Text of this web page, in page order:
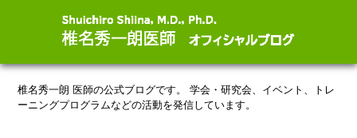
椎名秀一朗 医師の公式ブログです。
学会・研究会、イベント、トレ
ーニングプログラムなどの活動を発信しています。